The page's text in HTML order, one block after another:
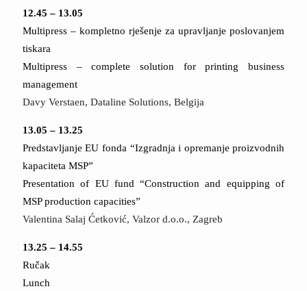
12.45 – 13.05
Multipress – kompletno rješenje za upravljanje poslovanjem
tiskara
Multipress – complete solution for printing business
management
Davy Verstaen, Dataline Solutions, Belgija
13.05 – 13.25
Predstavljanje EU fonda “Izgradnja i opremanje proizvodnih
kapaciteta MSP”
Presentation of EU fund “Construction and equipping of
MSP production capacities”
Valentina Salaj Ćetković, Valzor d.o.o., Zagreb
13.25 – 14.55
Ručak
Lunch